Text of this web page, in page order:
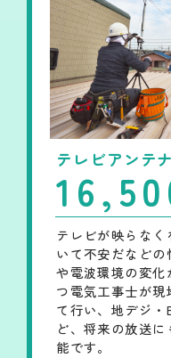
テレビアンテ
テレビが映らな
いて不安だなど
や電波環境の変
つ電気工事士が現
て行い、地デジ・
ど、将来の放送
能です。